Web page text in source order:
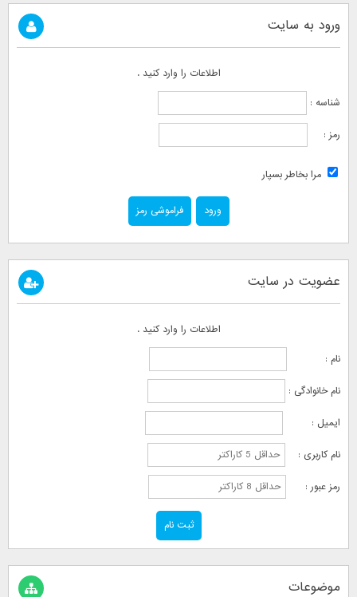
ورود به سایت
اطلاعات را وارد کنید .
شناسه :
رمز :
مرا بخاطر بسپار
فراموشی رمز
عضویت در سایت
اطلاعات را وارد کنید .
نام :
نام خانوادگی :
ایمیل :
نام کاربری :
رمز عبور :
موضوعات